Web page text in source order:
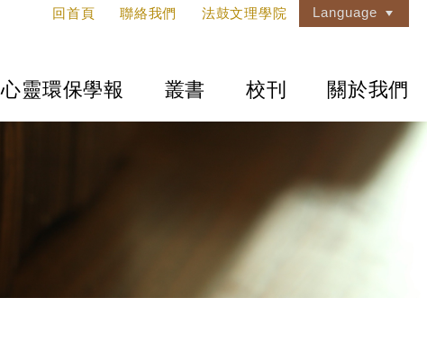
回首頁 聯絡我們 法鼓文理學院 Language
心靈環保學報 叢書 校刊 關於我們